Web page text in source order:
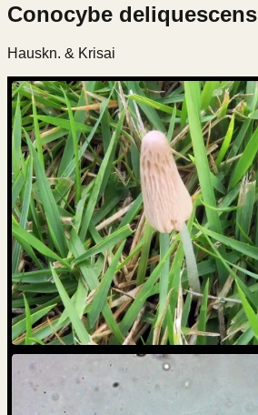
Conocybe deliquescens
Hauskn. & Krisai